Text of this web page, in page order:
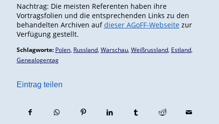
Nachtrag: Die meisten Referenten haben ihre
Vortragsfolien und die entsprechenden Links zu den
behandelten Archiven aufdieser AGoFF-Webseite zur
Verfügung gestellt.
Schlagworte: Polen, Russland, Warschau, Weißrussland, Estland,
Genealogentag
Eintrag teilen